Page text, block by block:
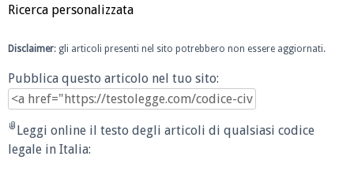
Ricerca personalizzata
Disclaimer: gli articoli presenti nel sito potrebbero non essere aggiornati.
Pubblica questo articolo nel tuo sito:
Leggi online il testo degli articoli di qualsiasi codice
legale in Italia: